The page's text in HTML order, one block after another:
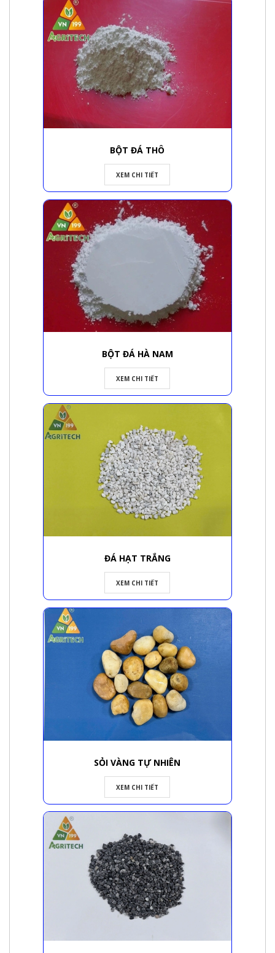
BỘT ĐÁ THÔ
XEM CHI TIẾT
BỘT ĐÁ HÀ NAM
XEM CHI TIẾT
ĐÁ HẠT TRẮNG
XEM CHI TIẾT
SỎI VÀNG TỰ NHIÊN
XEM CHI TIẾT